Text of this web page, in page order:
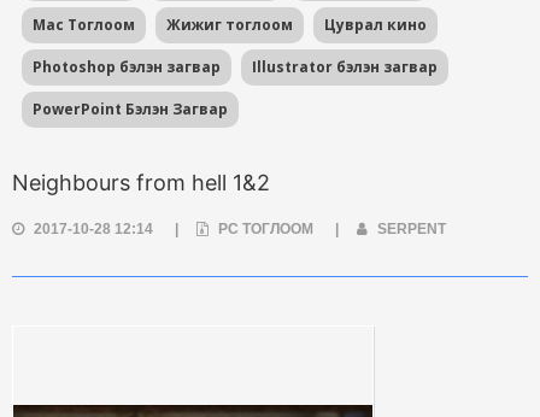
Mac Тоглоом Жижиг тоглоом Цуврал кино
Photoshop бэлэн загвар Illustrator бэлэн загвар
PowerPoint Бэлэн Загвар
Neighbours from hell 1&2
2017-10-28 12:14 PC ТОГЛООМ SERPENT